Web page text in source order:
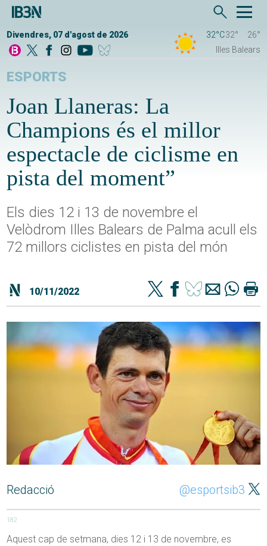
Divendres, 07 d'agost de 2026 32°C32°
26°
Illes Balears
ESPORTS
Joan Llaneras: La
Champions és el millor
espectacle de ciclisme en
pista del moment”
Els dies 12 i 13 de novembre el
Velòdrom Illes Balears de Palma acull els
72 millors ciclistes en pista del món
10/11/2022
Redacció @esportsib3
182
Aquest cap de setmana, dies 12 i 13 de novembre, es